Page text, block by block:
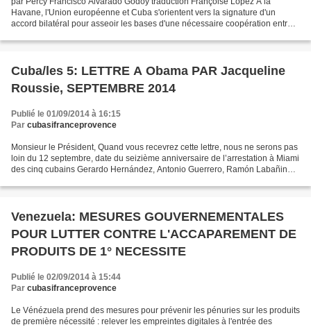
Havane, l'Union européenne et Cuba s'orientent vers la signature d'un
accord bilatéral pour asseoir les bases d'une nécessaire coopération entre
Cuba/les 5: LETTRE A Obama PAR Jacqueline
Roussie, SEPTEMBRE 2014
Publié le 01/09/2014 à 16:15
Par cubasifranceprovence
Monsieur le Président, Quand vous recevrez cette lettre, nous ne serons pas
loin du 12 septembre, date du seizième anniversaire de l’arrestation à Miami
des cinq cubains Gerardo Hernández, Antonio Guerrero, Ramón Labañino,
Venezuela: MESURES GOUVERNEMENTALES
POUR LUTTER CONTRE L'ACCAPAREMENT DE
PRODUITS DE 1° NECESSITE
Publié le 02/09/2014 à 15:44
Par cubasifranceprovence
Le Vénézuela prend des mesures pour prévenir les pénuries sur les produits
de première nécessité : relever les empreintes digitales à l'entrée des